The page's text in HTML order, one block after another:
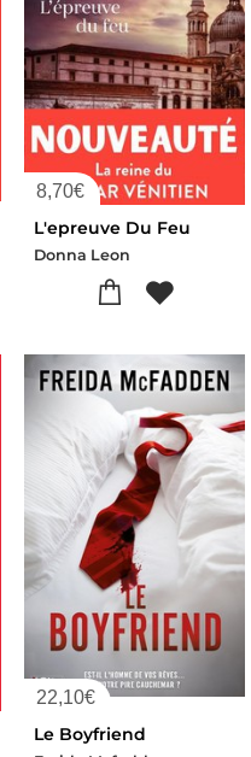
8,70€
L'epreuve Du Feu
Donna Leon
22,10€
Le Boyfriend